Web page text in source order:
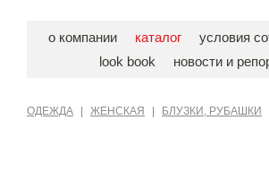
о компании каталог
условия
look book
новости и
ОДЕЖДА ЖЕНСКАЯ БЛУЗКИ, РУБАШКИ